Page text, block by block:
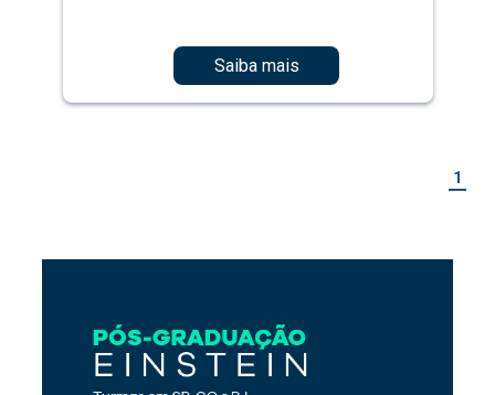
Saiba mais
1